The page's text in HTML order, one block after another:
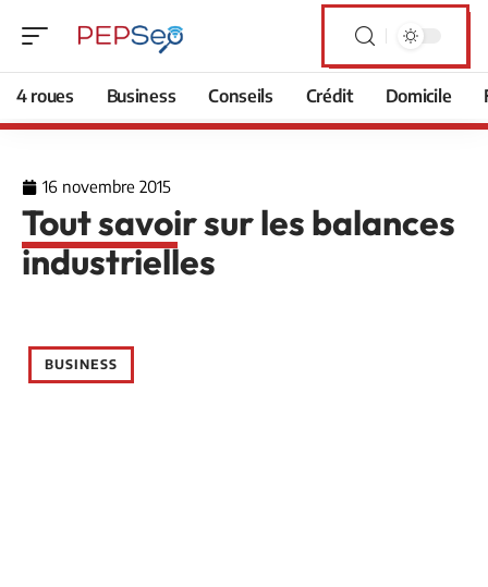
4 roues Business Conseils Crédit Domicile
16 novembre 2015
Tout savoir sur les balances
industrielles
BUSINESS